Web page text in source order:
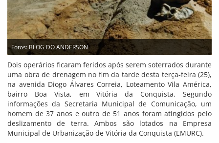
Fotos: BLOG DO ANDERSON
Dois operários ficaram feridos após serem soterrados durante
uma obra de drenagem no fim da tarde desta terça-feira (25),
na avenida Diogo Álvares Correia, Loteamento Vila América,
bairro Boa Vista, em Vitória da Conquista. Segundo
informações da Secretaria Municipal de Comunicação, um
homem de 37 anos e outro de 51 anos foram atingidos pelo
deslizamento de terra. Ambos são lotados na Empresa
Municipal de Urbanização de Vitória da Conquista (EMURC).